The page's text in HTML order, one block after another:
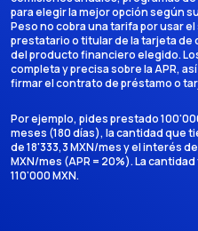
para elegir la mejor opción según
Peso no cobra una tarifa por usar
prestatario o titular de la tarjeta
del producto financiero elegido.
completa y precisa sobre la APR,
firmar el contrato de préstamo o
Por ejemplo, pides prestado
meses (180 días), la cantidad que
de 18'333,3 MXN/mes y el interés
MXN/mes (APR = 20%). La
110'000 MXN.